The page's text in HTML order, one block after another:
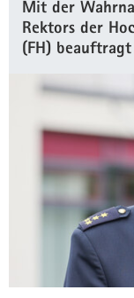
Information
Mit der
Rektors der
(FH) beauftragt